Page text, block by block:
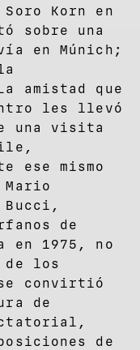
Korn en
sobre una
en Múnich;
amistad que
les llevó
una visita
ese mismo
de
en 1975, no
de los
convirtió
de
de